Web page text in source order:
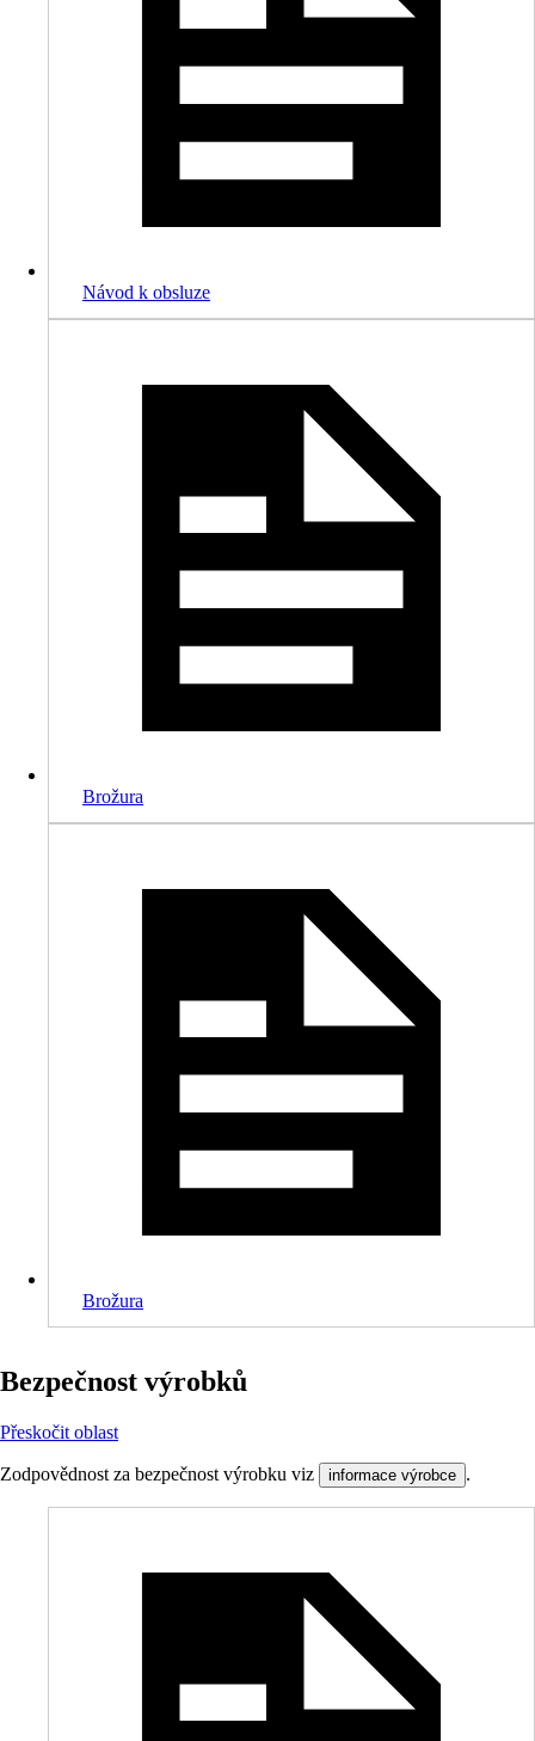
Návod k obsluze
Brožura
Brožura
Bezpečnost výrobků
Přeskočit oblast
Zodpovědnost za bezpečnost výrobku viz informace výrobce .